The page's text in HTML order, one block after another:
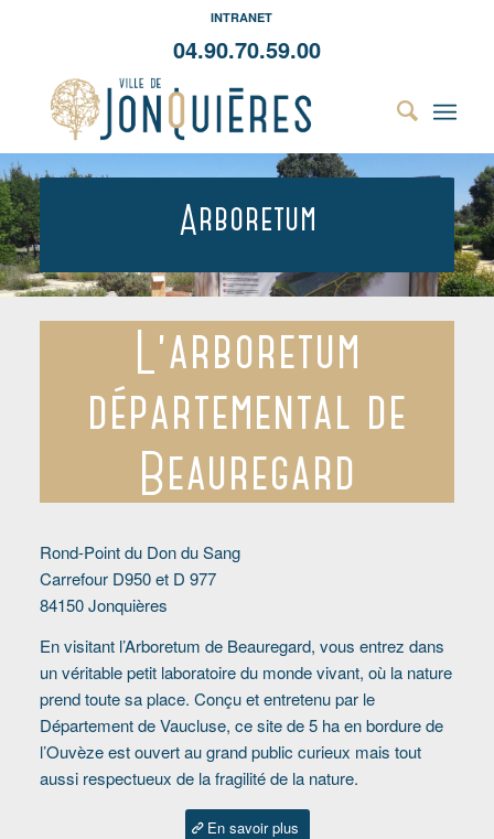
INTRANET
04.90.70.59.00
Arboretum
L’arboretum
départemental de
Beauregard
Rond-Point du Don du Sang
Carrefour D950 et D 977
84150 Jonquières
En visitant l’Arboretum de Beauregard, vous entrez dans
un véritable petit laboratoire du monde vivant, où la nature
prend toute sa place. Conçu et entretenu par le
Département de Vaucluse, ce site de 5 ha en bordure de
l’Ouvèze est ouvert au grand public curieux mais tout
aussi respectueux de la fragilité de la nature.
En savoir plus